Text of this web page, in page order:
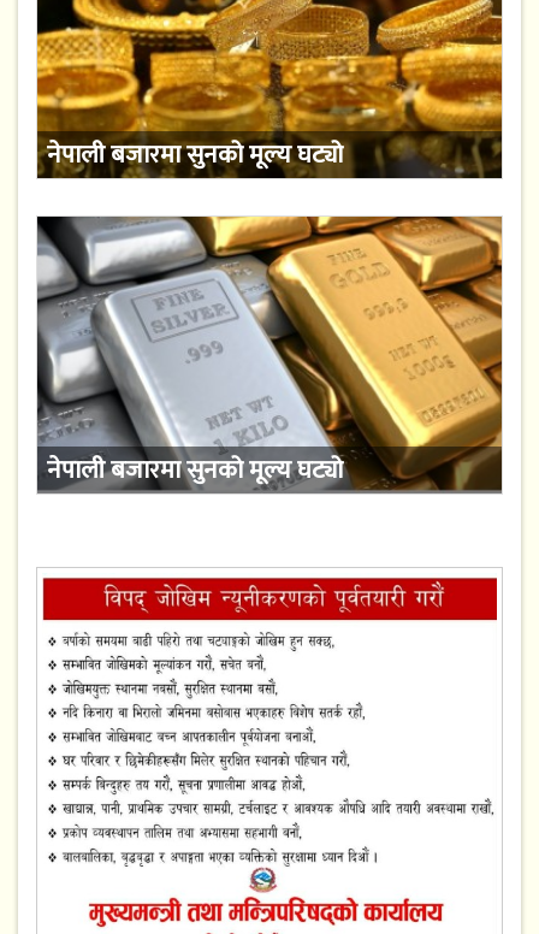
नेपाली बजारमा सुनको मूल्य घट्यो
नेपाली बजारमा सुनको मूल्य घट्यो